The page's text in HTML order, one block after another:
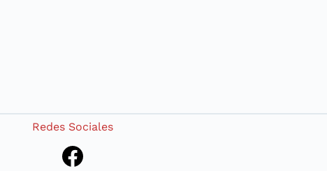
Redes Sociales
Facebook